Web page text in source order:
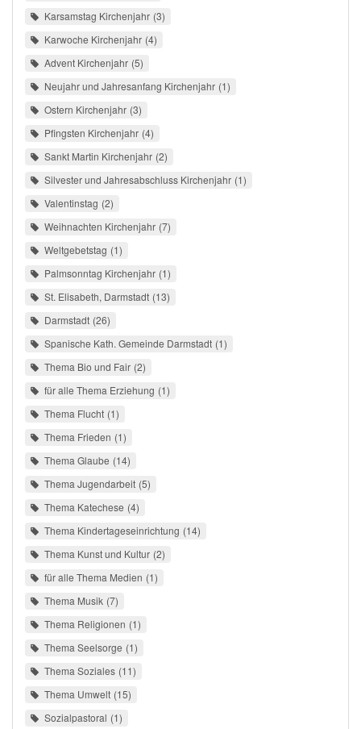
Karsamstag Kirchenjahr 3
Karwoche Kirchenjahr 4
Advent Kirchenjahr 5
Neujahr und Jahresanfang Kirchenjahr 1
Ostern Kirchenjahr 3
Pfingsten Kirchenjahr 4
Sankt Martin Kirchenjahr 2
Silvester und Jahresabschluss Kirchenjahr 1
Valentinstag 2
Weihnachten Kirchenjahr 7
Weltgebetstag 1
Palmsonntag Kirchenjahr 1
St. Elisabeth, Darmstadt 13
Darmstadt 26
Spanische Kath. Gemeinde Darmstadt 1
Thema Bio und Fair 2
für alle Thema Erziehung 1
Thema Flucht 1
Thema Frieden 1
Thema Glaube 14
Thema Jugendarbeit 5
Thema Katechese 4
Thema Kindertageseinrichtung 14
Thema Kunst und Kultur 2
für alle Thema Medien 1
Thema Musik 7
Thema Religionen 1
Thema Seelsorge 1
Thema Soziales 11
Thema Umwelt 15
Sozialpastoral 1